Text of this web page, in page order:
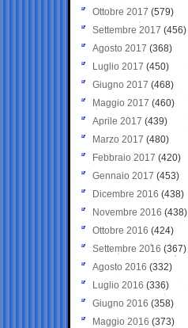
Ottobre 2017 (579)
Settembre 2017 (456)
Agosto 2017 (368)
Luglio 2017 (450)
Giugno 2017 (468)
Maggio 2017 (460)
Aprile 2017 (439)
Marzo 2017 (480)
Febbraio 2017 (420)
Gennaio 2017 (453)
Dicembre 2016 (438)
Novembre 2016 (438)
Ottobre 2016 (424)
Settembre 2016 (367)
Agosto 2016 (332)
Luglio 2016 (336)
Giugno 2016 (358)
Maggio 2016 (373)